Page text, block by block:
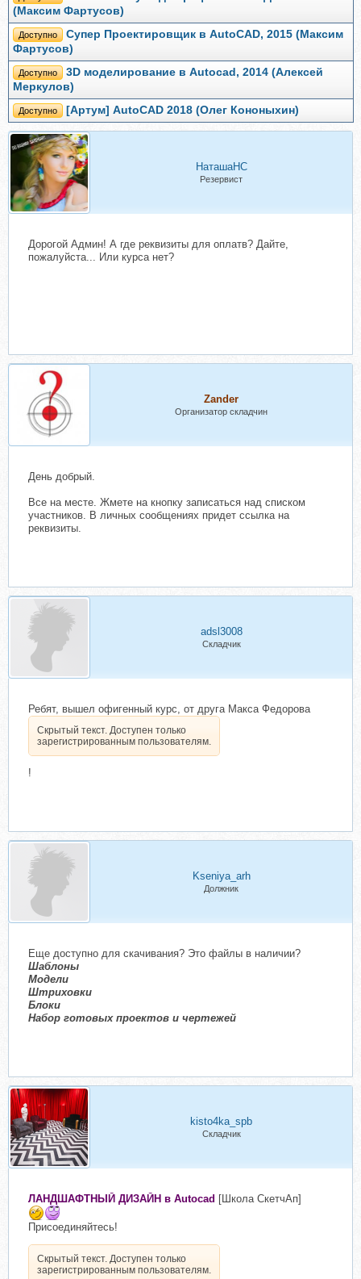
(Максим Фартусов)
Доступно
Супер Проектировщик в AutoCAD, 2015 (Максим
Фартусов)
Доступно
3D моделирование в Autocad, 2014 (Алексей
Меркулов)
Доступно [Артум] AutoCAD 2018 (Олег Кононыхин)
НаташаНС
Резервист
Дорогой Админ! А где реквизиты для оплатв? Дайте,
пожалуйста... Или курса нет?
Zander
Организатор складчин
День добрый.
Все на месте. Жмете на кнопку записаться над списком
участников. В личных сообщениях придет ссылка на
реквизиты.
adsl3008
Складчик
Ребят, вышел офигенный курс, от друга Макса Федорова
Скрытый текст. Доступен только
зарегистрированным пользователям.
!
Kseniya_arh
Должник
Еще доступно для скачивания? Это файлы в наличии?
Шаблоны
Модели
Штриховки
Блоки
Набор готовых проектов и чертежей
kisto4ka_spb
Складчик
ЛАНДШАФТНЫЙ ДИЗАЙН в Autocad [Школа СкетчАп]
Присоединяйтесь!
Скрытый текст. Доступен только
зарегистрированным пользователям.